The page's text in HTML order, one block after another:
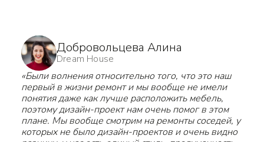
Добровольцева Алина
Dream House
«Были волнения относительно того, что это наш
первый в жизни ремонт и мы вообще не имели
понятия даже как лучше расположить мебель,
поэтому дизайн-проект нам очень помог в этом
плане. Мы вообще смотрим на ремонты соседей, у
которых не было дизайн-проектов и очень видно